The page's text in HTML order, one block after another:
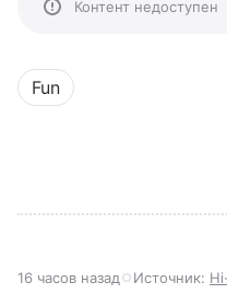
Контент недоступен
Fun
16 часов назад Источник: